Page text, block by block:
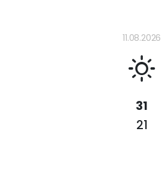
11.08.2026
31
21